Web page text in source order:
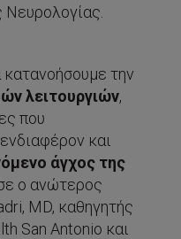
Νευρολογίας.
την
λειτουργιών,
που
και
άγχος της
ο ανώτερος
MD, καθηγητής
San Antonio και